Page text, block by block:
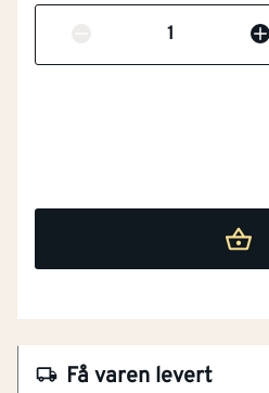
Antall
Få varen levert